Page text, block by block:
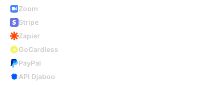
Zoom
Stripe
Zapier
GoCardless
PayPal
API Djaboo